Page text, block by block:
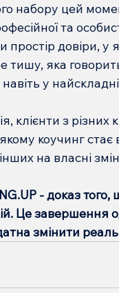
набору цей
та
простір довіри,
тишу, яка
у
з різних
коучинг
на власні
- доказ того,
Це завершення
змінити